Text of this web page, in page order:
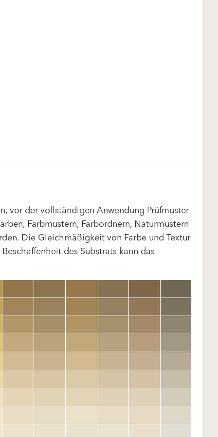
vor der vollständigen Anwendung Prüfmuster
Farbmustern, Farbordnern, Naturmustern
Die Gleichmäßigkeit von Farbe und Textur
des Substrats kann das
clear